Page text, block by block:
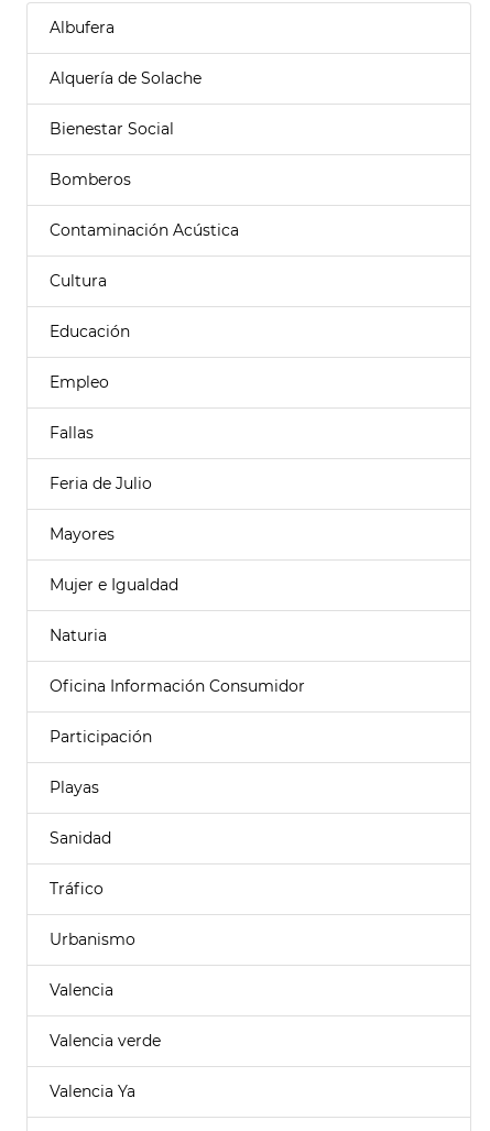
Albufera
Alquería de Solache
Bienestar Social
Bomberos
Contaminación Acústica
Cultura
Educación
Empleo
Fallas
Feria de Julio
Mayores
Mujer e Igualdad
Naturia
Oficina Información Consumidor
Participación
Playas
Sanidad
Tráfico
Urbanismo
Valencia
Valencia verde
Valencia Ya